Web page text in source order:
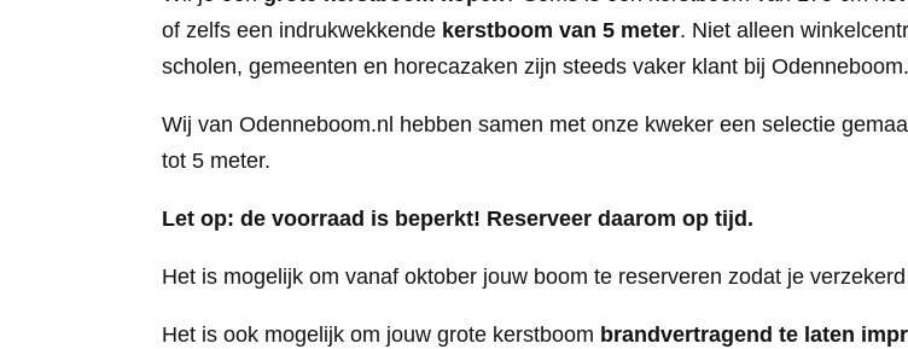
of zelfs een indrukwekkende kerstboom van 5 meter. Niet alleen
scholen, gemeenten en horecazaken zijn steeds vaker klant bij
Wij van Odenneboom.nl hebben samen met onze kweker een selectie
tot 5 meter.
Let op: de voorraad is beperkt! Reserveer daarom op tijd.
Het is mogelijk om vanaf oktober jouw boom te reserveren zodat je
Het is ook mogelijk om jouw grote kerstboom brandvertragend te laten